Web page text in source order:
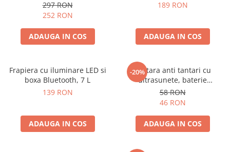
297 RON
252 RON
ADAUGA IN COS
brate
189 RON
ADAUGA IN COS
Frapiera cu iluminare LED si
boxa Bluetooth, 7 L
139 RON
ADAUGA IN COS
-20%
Bratara anti tantari cu
ultrasunete, baterie
reincarcabila 90mAh
58 RON
46 RON
ADAUGA IN COS